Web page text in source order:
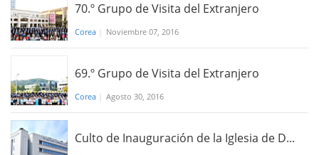
70.º Grupo de Visita del Extranjero
Corea Noviembre 07, 2016
69.º Grupo de Visita del Extranjero
Corea Agosto 30, 2016
Culto de Inauguración de la Iglesia de D...